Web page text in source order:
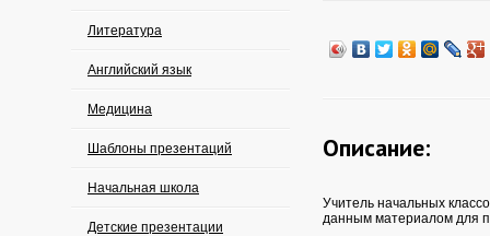
Литература
Английский язык
Медицина
Шаблоны презентаций
Начальная школа
Детские презентации
Описание:
Учитель начальных
данным материалом для